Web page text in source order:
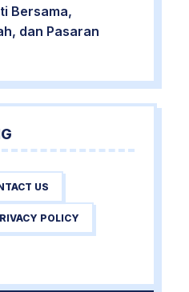
Bersama,
dan Pasaran
US
POLICY